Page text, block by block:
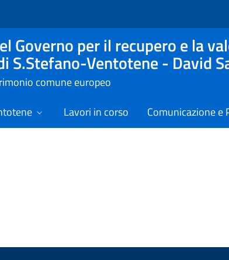
Governo per il recupero e la
S.Stefano-Ventotene - David
comune europeo
Lavori in corso Comunicazione e